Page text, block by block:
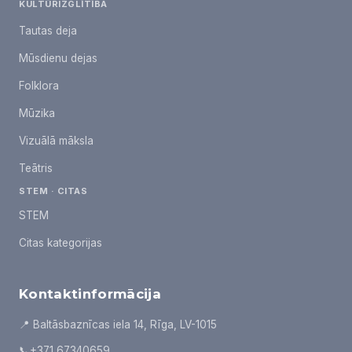
KULTŪRIZGLĪTĪBA
Tautas deja
Mūsdienu dejas
Folklora
Mūzika
Vizuālā māksla
Teātris
STEM · CITAS
STEM
Citas kategorijas
Kontaktinformācija
📍 Baltāsbaznīcas iela 14, Rīga, LV-1015